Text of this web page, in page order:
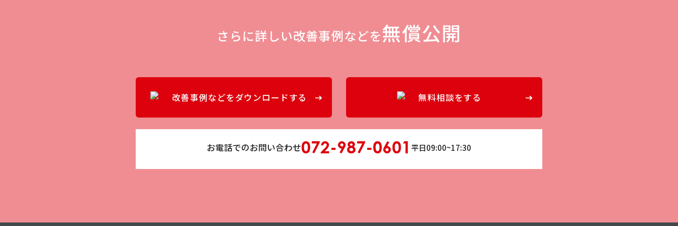
さらに詳しい改善事例などを無償公開
改善事例などをダウンロードする 無料相談をする
お電話でのお問い合わせ072-987-0601 平日09:00~17:30